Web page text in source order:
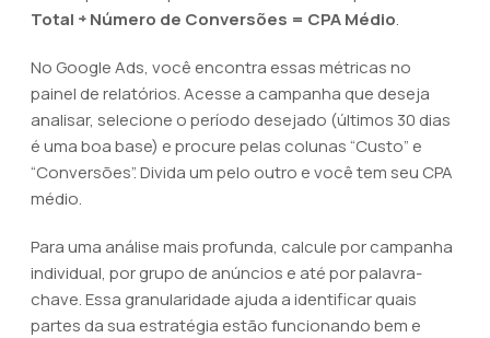
Total ÷ Número de Conversões = CPA Médio.
No Google Ads, você encontra essas métricas no
painel de relatórios. Acesse a campanha que deseja
analisar, selecione o período desejado (últimos 30 dias
é uma boa base) e procure pelas colunas “Custo” e
“Conversões”. Divida um pelo outro e você tem seu CPA
médio.
Para uma análise mais profunda, calcule por campanha
individual, por grupo de anúncios e até por palavra-
chave. Essa granularidade ajuda a identificar quais
partes da sua estratégia estão funcionando bem e